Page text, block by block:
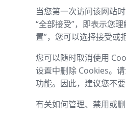
当您第一次访问该网站
“全部接受”，即表示您
置”，您可以选择接受或
您可以随时取消使用
设置中删除 Cookies。
功能。因此，建议您不要
有关如何管理、禁用或